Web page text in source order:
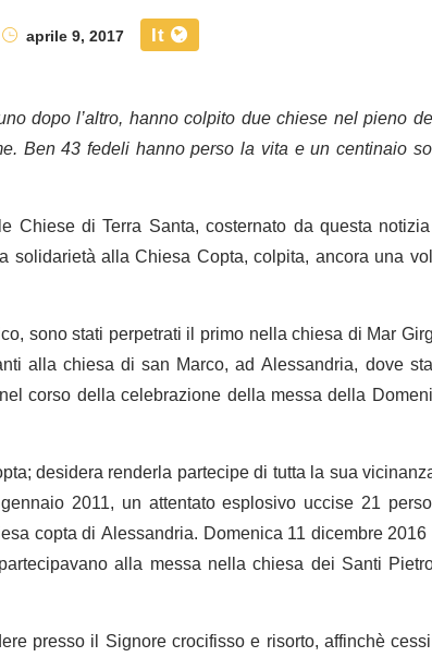
aprile 9, 2017 It
dopo l’altro, hanno colpito due chiese nel pieno
Ben 43 fedeli hanno perso la vita e un centinaio
Chiese di Terra Santa, costernato da questa
alla Chiesa Copta, colpita, ancora una
sono stati perpetrati il primo nella chiesa di Mar
alla chiesa di san Marco, ad Alessandria, dove
corso della celebrazione della messa della
desidera renderla partecipe di tutta la sua
2011, un attentato esplosivo uccise 21
copta di Alessandria. Domenica 11 dicembre
alla messa nella chiesa dei Santi
presso il Signore crocifisso e risorto, affinchè